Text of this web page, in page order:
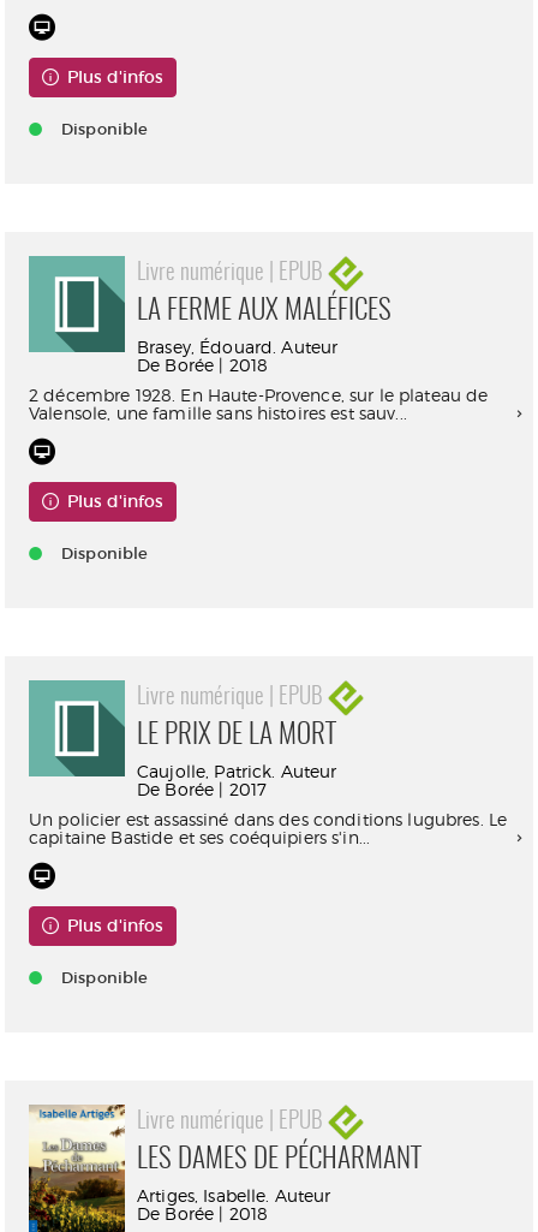
Plus d'infos
Disponible
Livre numérique | EPUB
LA FERME AUX MALÉFICES
Brasey, Édouard. Auteur
De Borée | 2018
2 décembre 1928. En Haute-Provence, sur le plateau de
Valensole, une famille sans histoires est sauv...
Plus d'infos
Disponible
Livre numérique | EPUB
LE PRIX DE LA MORT
Caujolle, Patrick. Auteur
De Borée | 2017
Un policier est assassiné dans des conditions lugubres. Le
capitaine Bastide et ses coéquipiers s'in...
Plus d'infos
Disponible
Livre numérique | EPUB
LES DAMES DE PÉCHARMANT
Artiges, Isabelle. Auteur
De Borée | 2018